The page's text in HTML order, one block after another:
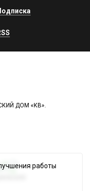
ДОМ «КВ».
работы